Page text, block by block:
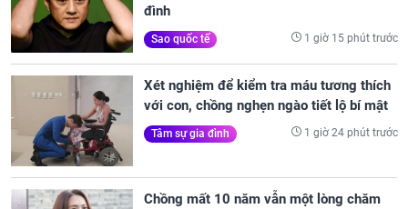
đình
Sao quốc tế 1 giờ 15 phút trước
Xét nghiệm để kiểm tra máu tương thích
với con, chồng nghẹn ngào tiết lộ bí mật
Tâm sự gia đình 1 giờ 24 phút trước
Chồng mất 10 năm vẫn một lòng chăm